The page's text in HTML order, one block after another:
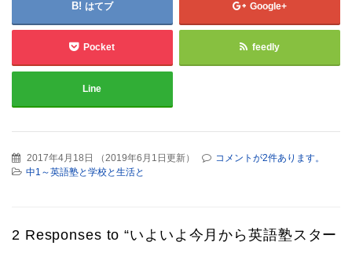
はてブ Google+
Pocket feedly
Line
2017年4月18日 （2019年6月1日更新）
コメントが2件あります。
中1～英語塾と学校と生活と
2 Responses to “いよいよ今月から英語塾スター